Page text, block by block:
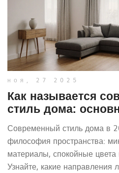
ноя, 27 2025
Как называется
стиль дома:
популярные
года
Современный стиль дома в
философия пространства:
материалы, спокойные цвета
Узнайте, какие направления